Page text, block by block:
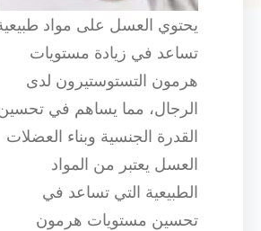
يحتوي العسل على مواد
تساعد في زيادة مستويات
هرمون التستوستيرون لدى
الرجال، مما يساهم في
القدرة الجنسية وبناء العضلات
العسل يعتبر من المواد
الطبيعية التي تساعد في
تحسين مستويات هرمون